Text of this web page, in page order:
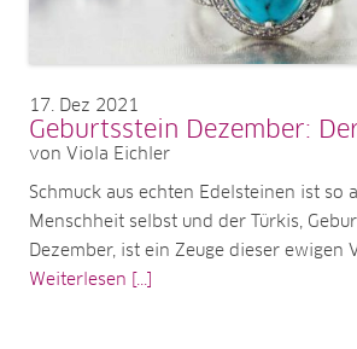
17 Dez 2021
Geburtsstein Dezember:
von Viola Eichler
Schmuck aus echten Edelsteinen ist so
Menschheit selbst und der Türkis,
Dezember, ist ein Zeuge dieser ewigen
Weiterlesen [...]